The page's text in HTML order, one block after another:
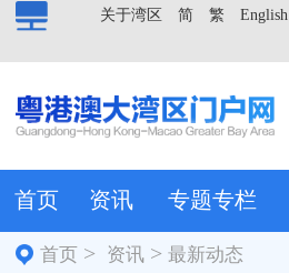
English
繁
简
关于湾区
首页 资讯 专题专栏
首页 > 资讯 >最新动态